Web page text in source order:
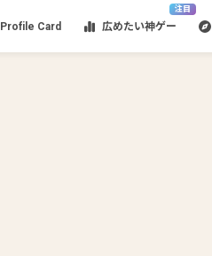
Profile Card
注目
広めたい神ゲー